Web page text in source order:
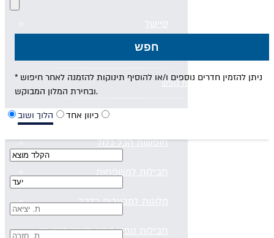
סיישל
חבילות נופש
חבילות נופש
חופשות הכל כלול
חבילות למשפחות
מלונות למבוגרים בלבד
חבילות נופש בחגי תשרי באיי יוון
חפש
* ניתן להזמין חדרים נוספים ו/או להוסיף תינוקות להזמנה לאחר חיפוש
ובחירת המלון המבוקש.
הלוך ושוב כיוון אחד